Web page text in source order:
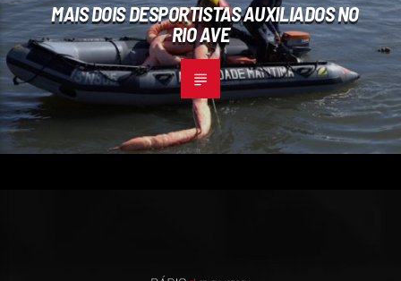
MAIS DOIS DESPORTISTAS AUXILIADOS NO
RIO AVE